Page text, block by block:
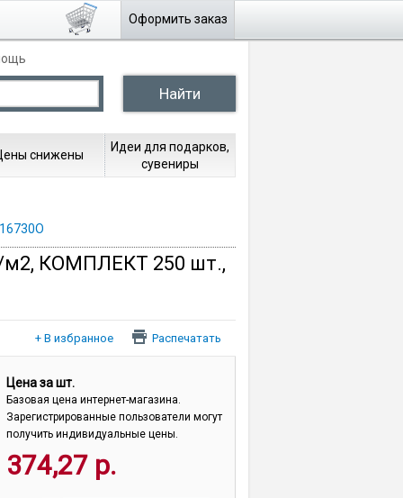
Оформить заказ
снижены
Идеи для подарков,
сувениры
м2, КОМПЛЕКТ 250 шт.,
Распечатать
Цена за шт.
Базовая цена интернет-магазина.
Зарегистрированные пользователи могут
получить индивидуальные цены.
374,27 р.